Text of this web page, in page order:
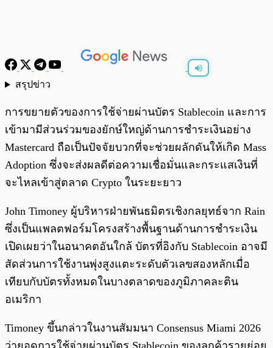
สรุปข่าว
การขยายตัวของการใช้จ่ายผ่านบัตร Stablecoin และการ
เข้ามามีส่วนร่วมของยักษ์ใหญ่ด้านการชำระเงินอย่าง
Mastercard ถือเป็นปัจจัยบวกที่จะช่วยผลักดันให้เกิด Mass
Adoption ซึ่งจะส่งผลดีต่อความเชื่อมั่นและกระแสเงินที่
จะไหลเข้าสู่ตลาด Crypto ในระยะยาว
John Timoney ผู้บริหารฝ่ายพันธมิตรเชิงกลยุทธ์จาก Rain
ซึ่งเป็นแพลตฟอร์มโครงสร้างพื้นฐานด้านการชำระเงิน
เปิดเผยว่าในอนาคตอันใกล้ บัตรที่อิงกับ Stablecoin อาจมี
สัดส่วนการใช้งานพุ่งสูงแตะระดับตัวเลขสองหลักเมื่อ
เทียบกับบัตรทั้งหมดในบางตลาดของภูมิภาคละติน
อเมริกา
Timoney ขึ้นกล่าวในงานสัมมนา Consensus Miami 2026